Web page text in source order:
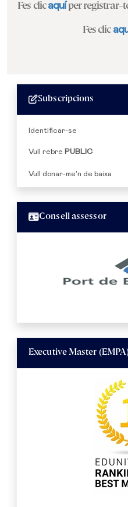
Fes clicaquíper registrar-
Fes clic
Subscripcions
Identificar-se
Vull rebre PUBLIC
Vull donar-me'n de baixa
Consell assessor
Executive Master